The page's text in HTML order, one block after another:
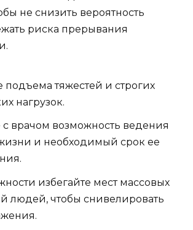
не снизить вероятность
риска прерывания
подъема тяжестей и строгих
нагрузок.
врачом возможность ведения
и необходимый срок ее
избегайте мест массовых
людей, чтобы снивелировать